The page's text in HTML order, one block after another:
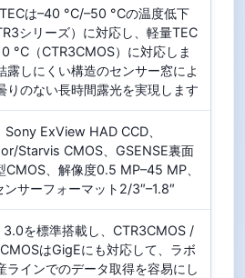
は–40 °C/–50 °Cの温度低下
シリーズ）に対応し、軽量TEC
°C（CTR3CMOS）に対応しま
露しにくい構造のセンサー窓によ
りのない長時間露光を実現します
Sony ExView HAD CCD、
Starvis CMOS、GSENSE裏面
CMOS、解像度0.5 MP–45 MP、
ンサーフォーマット2/3″–1.8″
3.0を標準搭載し、CTR3CMOS /
はGigEにも対応して、ラボ
ラインでのデータ取得を容易にし